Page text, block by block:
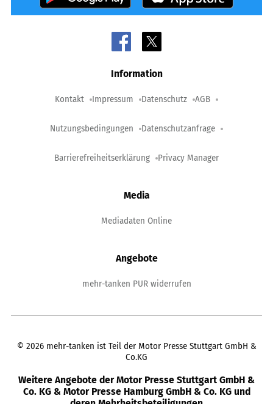
Information
Kontakt Impressum Datenschutz AGB
Nutzungsbedingungen Datenschutzanfrage
Barrierefreiheitserklärung Privacy Manager
Media
Mediadaten Online
Angebote
mehr-tanken PUR widerrufen
© 2026 mehr-tanken ist Teil der Motor Presse Stuttgart GmbH &
Co.KG
Weitere Angebote der Motor Presse Stuttgart GmbH &
Co. KG & Motor Presse Hamburg GmbH & Co. KG und